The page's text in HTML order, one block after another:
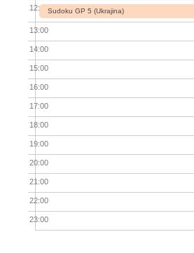
12:00Sudoku GP 5 (Ukrajina)
13:00
14:00
15:00
16:00
17:00
18:00
19:00
20:00
21:00
22:00
23:00